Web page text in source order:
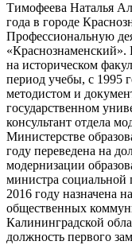
Тимофеева Наталья
года в городе
Профессиональную
«Краснознаменский».
на историческом
период учебы, с 1995
методистом и
государственном
консультант отдела
Министерстве
году переведена на
модернизации
министра социальной
2016 году назначена
общественных
Калининградской
должность первого